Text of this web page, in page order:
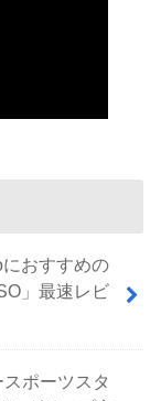
おすすめの
」最速レビ
スポーツスタ